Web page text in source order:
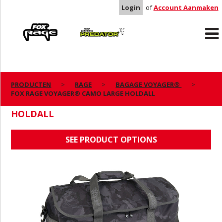
Login ofAccount Aanmaken
Predator
PRODUCTEN RAGE
BAGAGE VOYAGER®
FOX RAGE VOYAGER® CAMO LARGE HOLDALL
HOLDALL
SEE PRODUCT OPTIONS